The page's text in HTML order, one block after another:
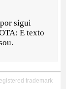
sigui
E texto
trademark